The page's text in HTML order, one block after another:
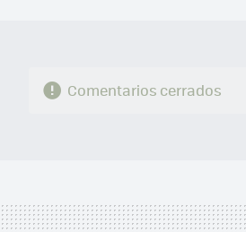
Comentarios cerrados